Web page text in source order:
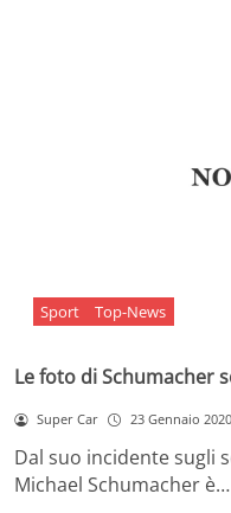
Sport Top-News
Le foto di Schumacher
Super Car 23 Gennaio 2020
Dal suo incidente sugli
Michael Schumacher è…